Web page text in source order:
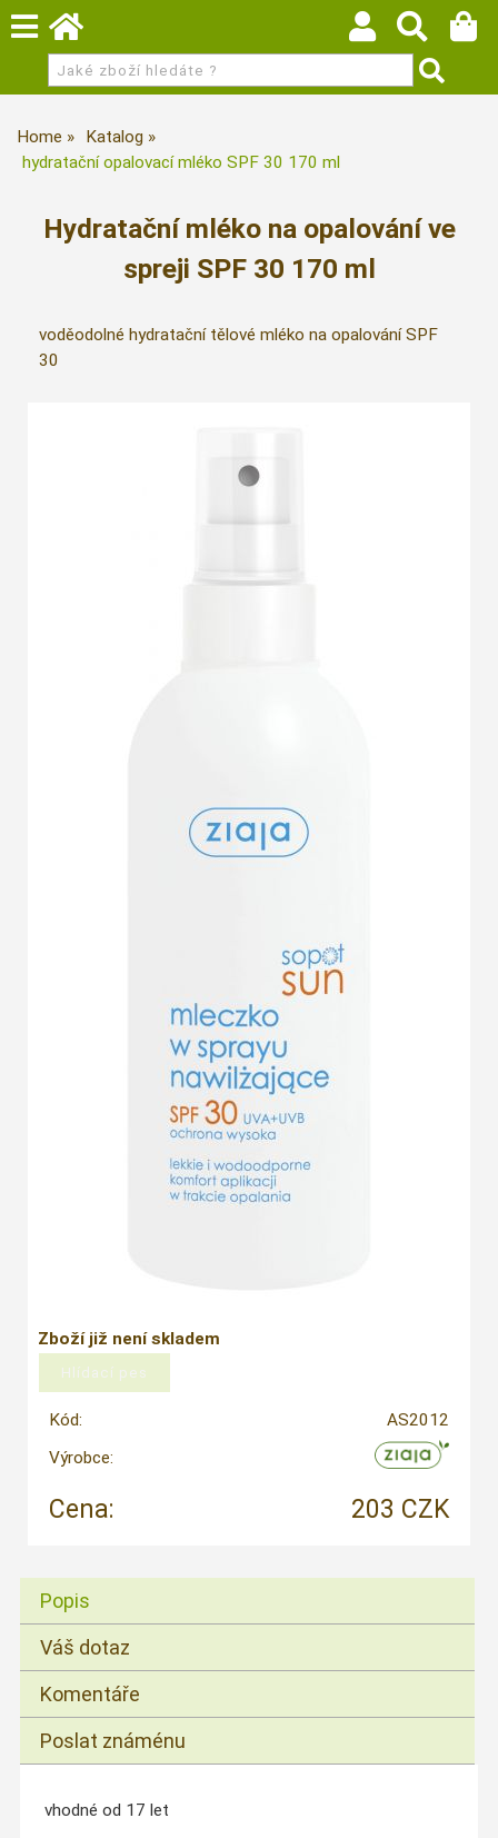
Home
Katalog
hydratační opalovací mléko SPF 30 170 ml
Hydratační mléko na opalování ve
spreji SPF 30 170 ml
voděodolné hydratační tělové mléko na opalování SPF
30
Zboží již není skladem
Kód:
AS2012
Výrobce:
Cena: 203 CZK
Popis
Váš dotaz
Komentáře
Poslat známénu
vhodné od 17 let